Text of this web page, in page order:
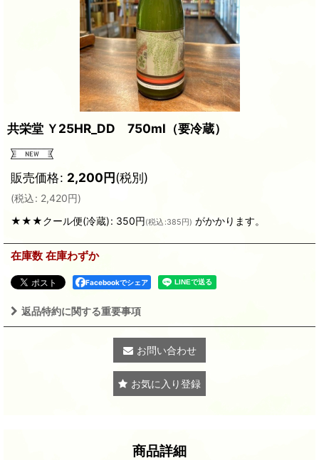
共栄堂 Ｙ25HR_DD 750ml（要冷蔵）
販売価格: 2,200円(税別)
(税込: 2,420円)
★★★クール便(冷蔵): 350円(税込 :385円 ) がかかります。
在庫数 在庫わずか
Facebookでシェア
返品特約に関する重要事項
お問い合わせ
お気に入り登録
商品詳細